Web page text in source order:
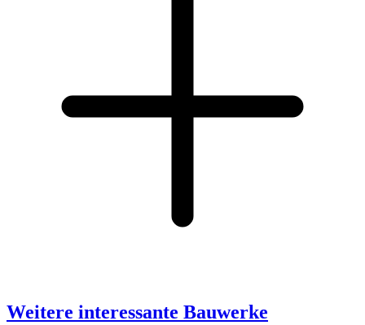
Weitere interessante Bauwerke